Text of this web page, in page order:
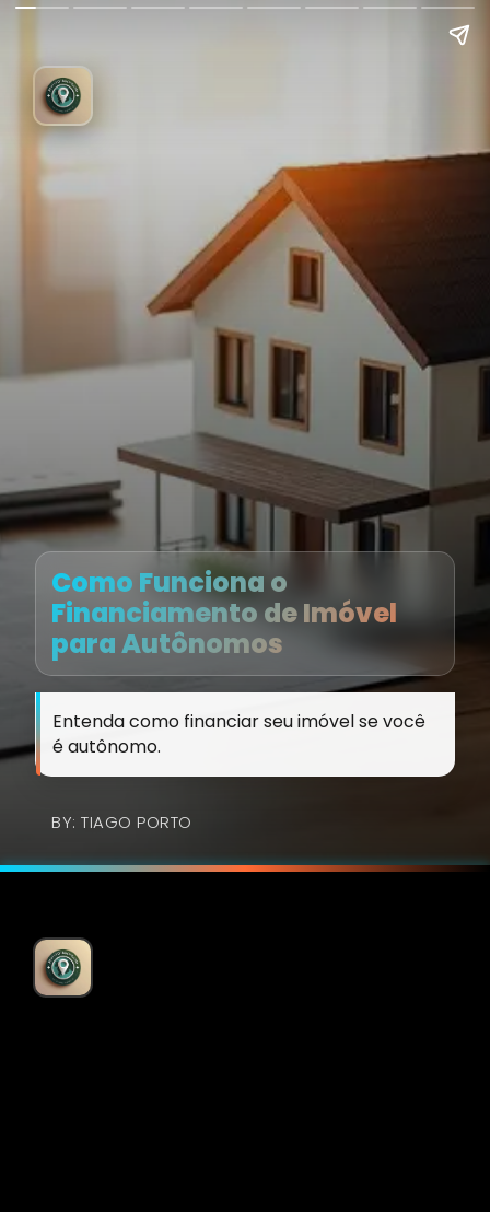
Como Funciona o
Financiamento de Imóvel
para Autônomos
Entenda como financiar seu imóvel se você
é autônomo.
BY: TIAGO PORTO